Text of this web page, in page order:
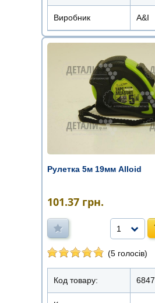
Виробник A&I
Рулетка 5м 19мм Alloid
101.37 грн.
1
(5 голосів)
Код товару: 6847